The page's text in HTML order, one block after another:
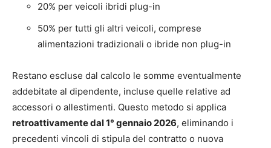
20% per veicoli ibridi plug-in
50% per tutti gli altri veicoli, comprese
alimentazioni tradizionali o ibride non plug-in
Restano escluse dal calcolo le somme eventualmente
addebitate al dipendente, incluse quelle relative ad
accessori o allestimenti. Questo metodo si applica
retroattivamente dal 1° gennaio 2026, eliminando i
precedenti vincoli di stipula del contratto o nuova